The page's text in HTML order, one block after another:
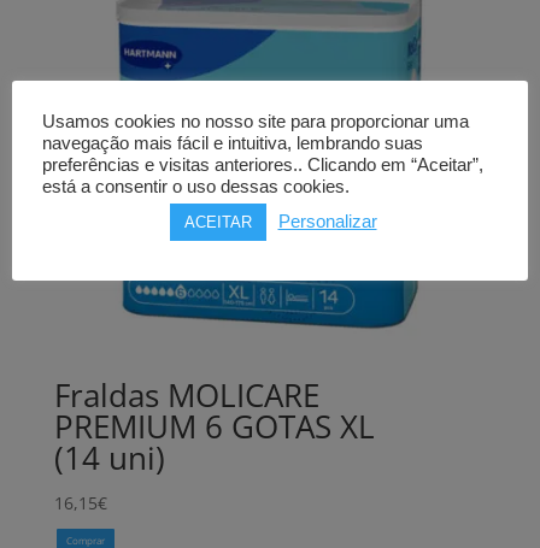
Fraldas MOLICARE
PREMIUM 6 GOTAS XL
(14 uni)
16,15€
Comprar
Usamos cookies no nosso site para proporcionar uma
navegação mais fácil e intuitiva, lembrando suas
preferências e visitas anteriores.. Clicando em “Aceitar”,
está a consentir o uso dessas cookies.
ACEITAR Personalizar